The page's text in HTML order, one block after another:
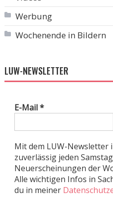
Werbung
Wochenende in Bildern
LUW-NEWSLETTER
E-Mail*
Mit dem LUW-Newsletter
zuverlässig jeden
Neuerscheinungen der
Alle wichtigen Infos in
du in meiner